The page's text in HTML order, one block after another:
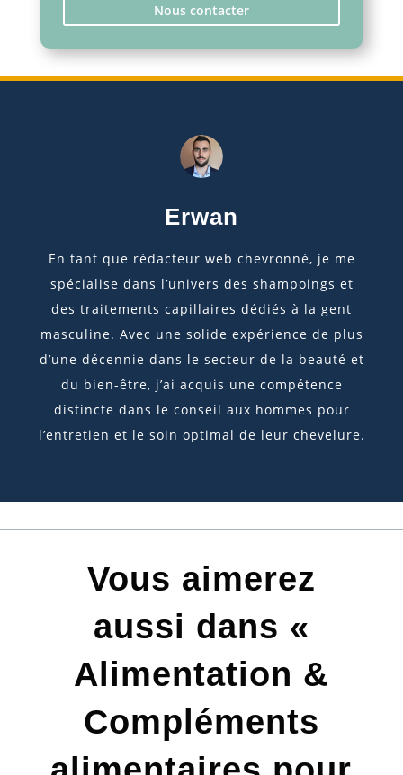
Nous contacter
Erwan
En tant que rédacteur web chevronné, je me
spécialise dans l’univers des shampoings et
des traitements capillaires dédiés à la gent
masculine. Avec une solide expérience de plus
d’une décennie dans le secteur de la beauté et
du bien-être, j’ai acquis une compétence
distincte dans le conseil aux hommes pour
l’entretien et le soin optimal de leur chevelure.
Vous aimerez
aussi dans «
Alimentation &
Compléments